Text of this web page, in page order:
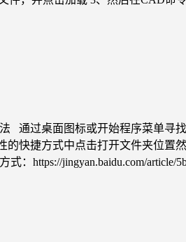
法 通过桌面图标或开始程序菜
捷方式中点击打开文件夹位置
jingyan.baidu.com/article/